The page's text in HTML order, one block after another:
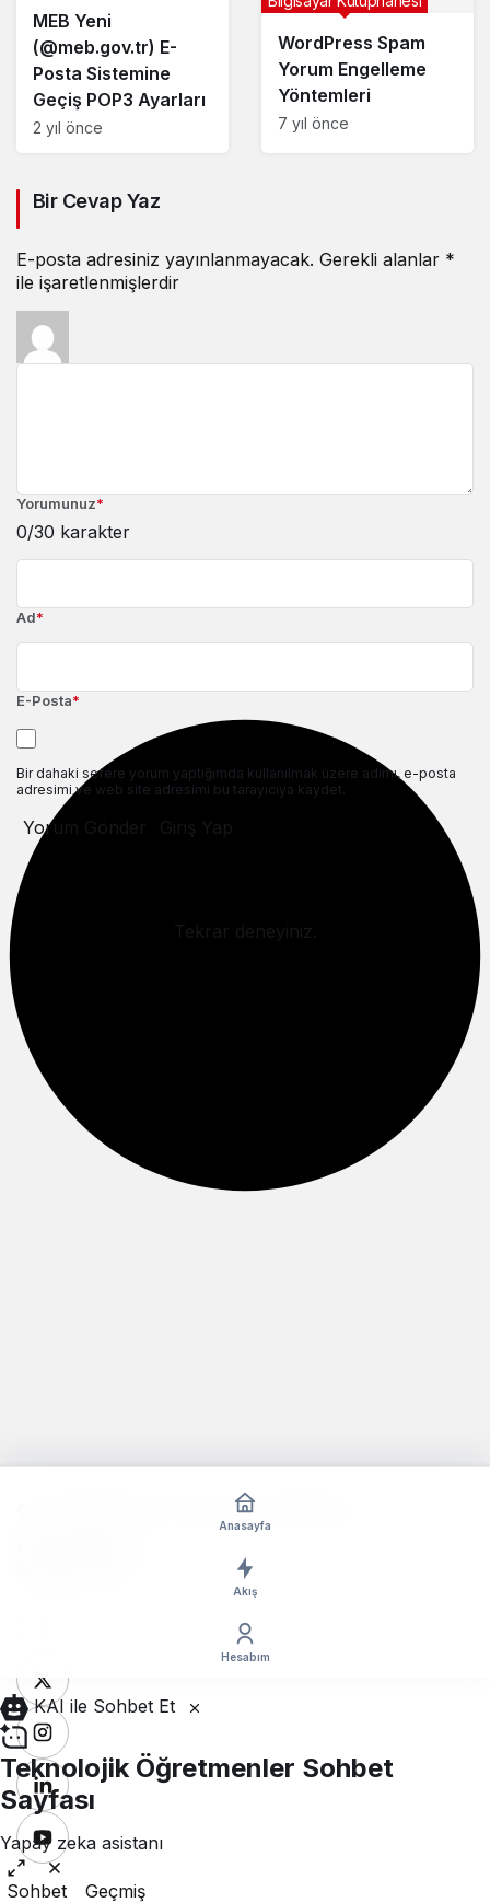
MEB Yeni
(@meb.gov.tr) E-
Posta Sistemine
Geçiş POP3 Ayarları
2 yıl önce
WordPress Spam
Yorum Engelleme
Yöntemleri
7 yıl önce
Bir Cevap Yaz
E-posta adresiniz yayınlanmayacak. Gerekli alanlar *
ile işaretlenmişlerdir
Yorumunuz*
0/30 karakter
Ad*
E-Posta*
Bir dahaki sefere yorum yaptığımda kullanılmak üzere adımı, e-posta
adresimi ve web site adresimi bu tarayıcıya kaydet.
Yorum Gönder
Anasayfa
Akış
Hesabım
© Telif Hakkı 2018 - 2026, Tüm Hakları Saklıdır
KAI ile Sohbet Et
Teknolojik Öğretmenler Sohbet
Sayfası
Yapay zeka asistanı
Sohbet Geçmiş